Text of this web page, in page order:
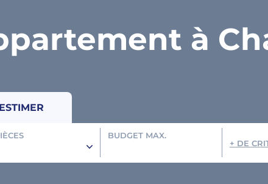
à
ESTIMER
BUDGET MAX.
+ DE